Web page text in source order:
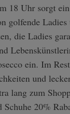
18 Uhr sorgt
golfende
die Ladies
ein. Im
und
lang zum
20%